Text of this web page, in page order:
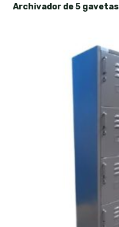
Archivador de 5 gavetas